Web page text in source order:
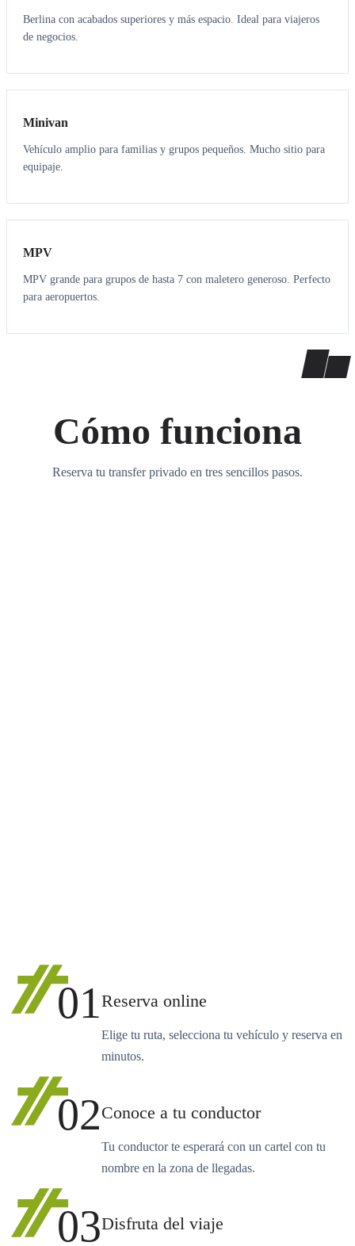
Berlina con acabados superiores y más espacio. Ideal para viajeros
de negocios.
6 5
Minivan
Vehículo amplio para familias y grupos pequeños. Mucho sitio para
equipaje.
7 7
MPV
MPV grande para grupos de hasta 7 con maletero generoso. Perfecto
para aeropuertos.
Cómo funciona
Reserva tu transfer privado en tres sencillos pasos.
01Reserva online
Elige tu ruta, selecciona tu vehículo y reserva en
minutos.
02Conoce a tu conductor
Tu conductor te esperará con un cartel con tu
nombre en la zona de llegadas.
03Disfruta del viaje